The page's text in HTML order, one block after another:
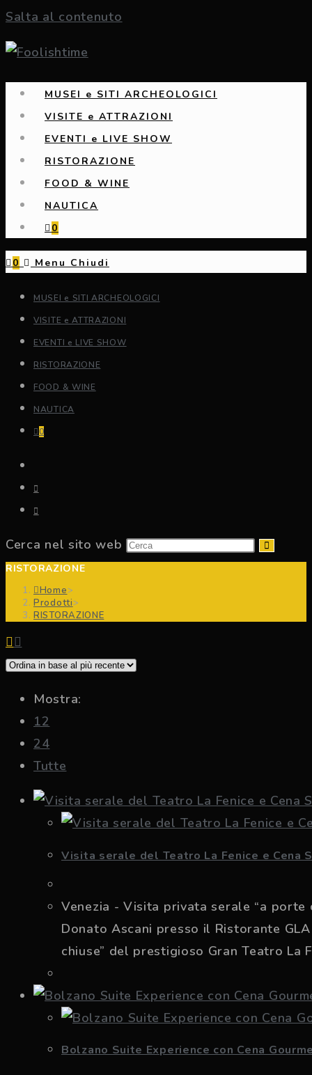
Salta al contenuto
MUSEI e SITI ARCHEOLOGICI
VISITE e ATTRAZIONI
EVENTI e LIVE SHOW
RISTORAZIONE
FOOD & WINE
NAUTICA
0
0 Menu Chiudi
MUSEI e SITI ARCHEOLOGICI
VISITE e ATTRAZIONI
EVENTI e LIVE SHOW
RISTORAZIONE
FOOD & WINE
NAUTICA
0
Cerca nel sito web
RISTORAZIONE
Home>
Prodotti>
RISTORAZIONE
Mostra:
12
24
Tutte
Visita serale del Teatro La Fenice e Cena
Venezia - Visita privata serale “a porte
Donato Ascani presso il Ristorante
chiuse” del prestigioso Gran Teatro La
Bolzano Suite Experience con Cena